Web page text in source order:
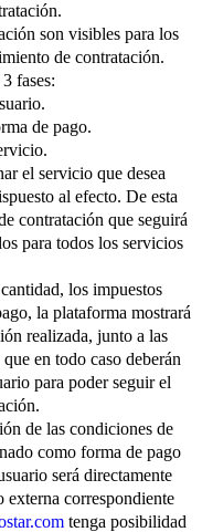
son visibles para los
de contratación.
fases:
de pago.
el servicio que desea
al efecto. De esta
contratación que seguirá
para todos los servicios
los impuestos
la plataforma mostrará
realizada, junto a las
en todo caso deberán
para poder seguir el
de las condiciones de
como forma de pago
será directamente
externa correspondiente
tenga posibilidad